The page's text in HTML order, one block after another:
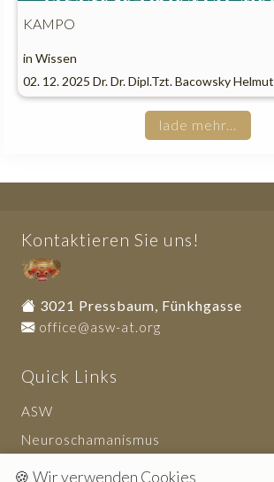
KAMPO
in Wissen
02. 12. 2025 Dr. Dr. Dipl.Tzt. Bacowsky Helmut
lade mehr...
Kontaktieren Sie uns!
3021 Pressbaum, Fünkhgasse
office@asw-at.org
Quick Links
ASW
Neuroschamanismus
Haftungsausschluss
🍪 Wir verwenden Cookies